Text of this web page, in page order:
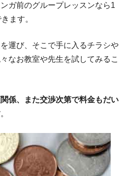
ガ前のグループレッスンなら1
ます。
運び、そこで手に入るチラシや
なお教室や先生を試してみるこ
係、また交渉次第で料金もだい
。